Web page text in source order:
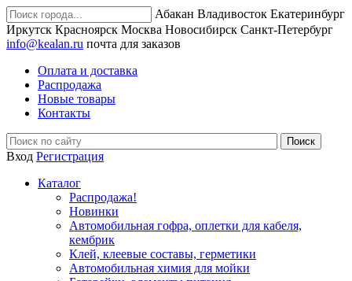
Абакан Владивосток Екатеринбург
Иркутск Красноярск Москва Новосибирск Санкт-Петербург
info@kealan.ru почта для заказов
Оплата и доставка
Распродажа
Новые товары
Контакты
Вход Регистрация
Каталог
Распродажа!
Новинки
Автомобильная гофра, оплетки для кабеля,
кембрик
Клей, клеевые составы, герметики
Автомобильная химия для мойки